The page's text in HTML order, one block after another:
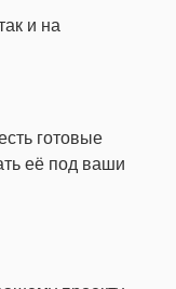
и на
готовые
её под ваши